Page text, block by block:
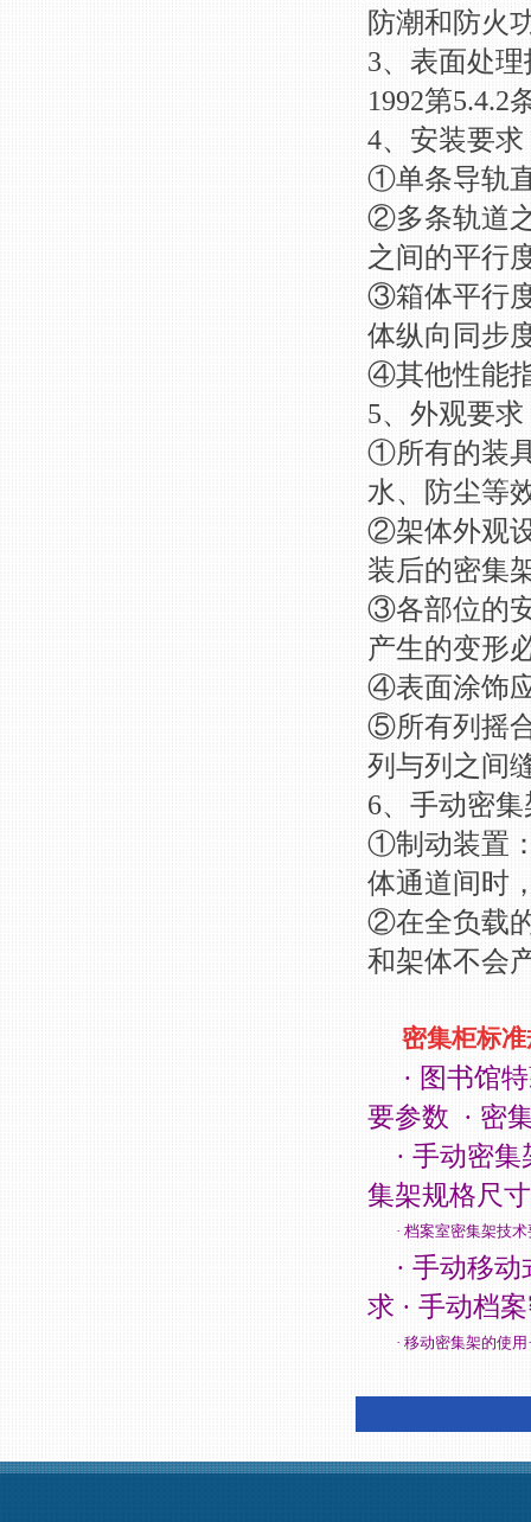
防潮和防火
3、表面处
1992第5.4.2
4、安装要求
①单条导轨
②多条轨道
之间的平行
③箱体平行
体纵向同步
④其他性能
5、外观要求
①所有的装
水、防尘等
②架体外观
装后的密集
③各部位的
产生的变形
④表面涂饰
⑤所有列摇
列与列之间
6、手动密
①制动装置
体通道间时
②在全负载
和架体不会
密集柜标
· 图书馆
要参数 · 密
· 手动密集
集架规格尺
· 档案室密集架技术
· 手动移动
求 · 手动档
· 移动密集架的使用